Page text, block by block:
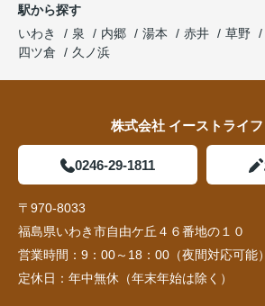
駅から探す
いわき
泉 内郷 湯本 赤井 草野
四ツ倉
久ノ浜
株式会社 イーストライ
0246-29-1811
〒970-8033
福島県いわき市自由ケ丘４６番地の１０
営業時間： 9：00～18：00（夜間対応可能）
定休日： 年中無休（年末年始は除く）